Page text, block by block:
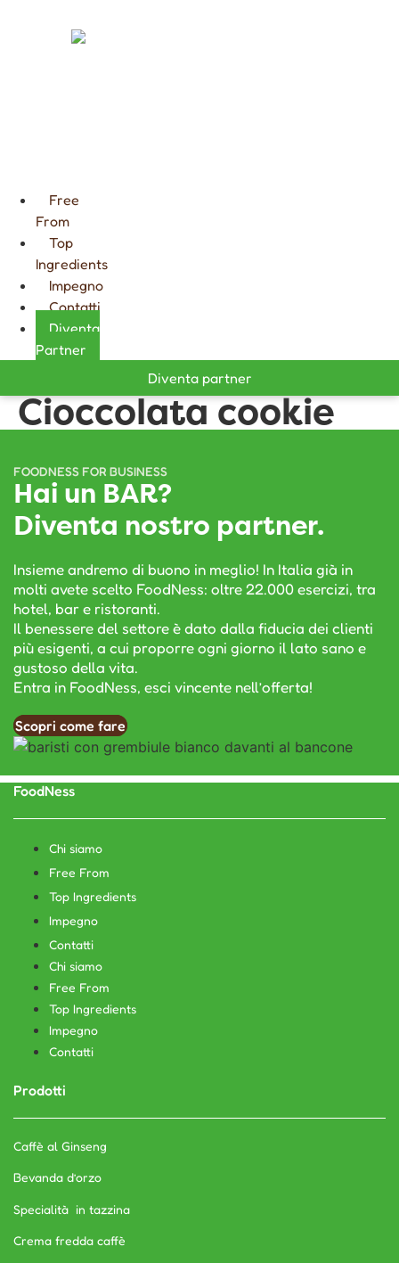
Free
From
Top
Ingredients
Impegno
Contatti
Diventa
Partner
Diventa partner
Cioccolata cookie
FOODNESS FOR BUSINESS
Hai un BAR?
Diventa nostro partner.
Insieme andremo di buono in meglio! In Italia già in
molti avete scelto FoodNess: oltre 22.000 esercizi, tra
hotel, bar e ristoranti.
Il benessere del settore è dato dalla fiducia dei clienti
più esigenti, a cui proporre ogni giorno il lato sano e
gustoso della vita.
Entra in FoodNess, esci vincente nell’offerta!
Scopri come fare
FoodNess
Chi siamo
Free From
Top Ingredients
Impegno
Contatti
Chi siamo
Free From
Top Ingredients
Impegno
Contatti
Prodotti
Caffè al Ginseng
Bevanda d’orzo
Specialità in tazzina
Crema fredda caffè